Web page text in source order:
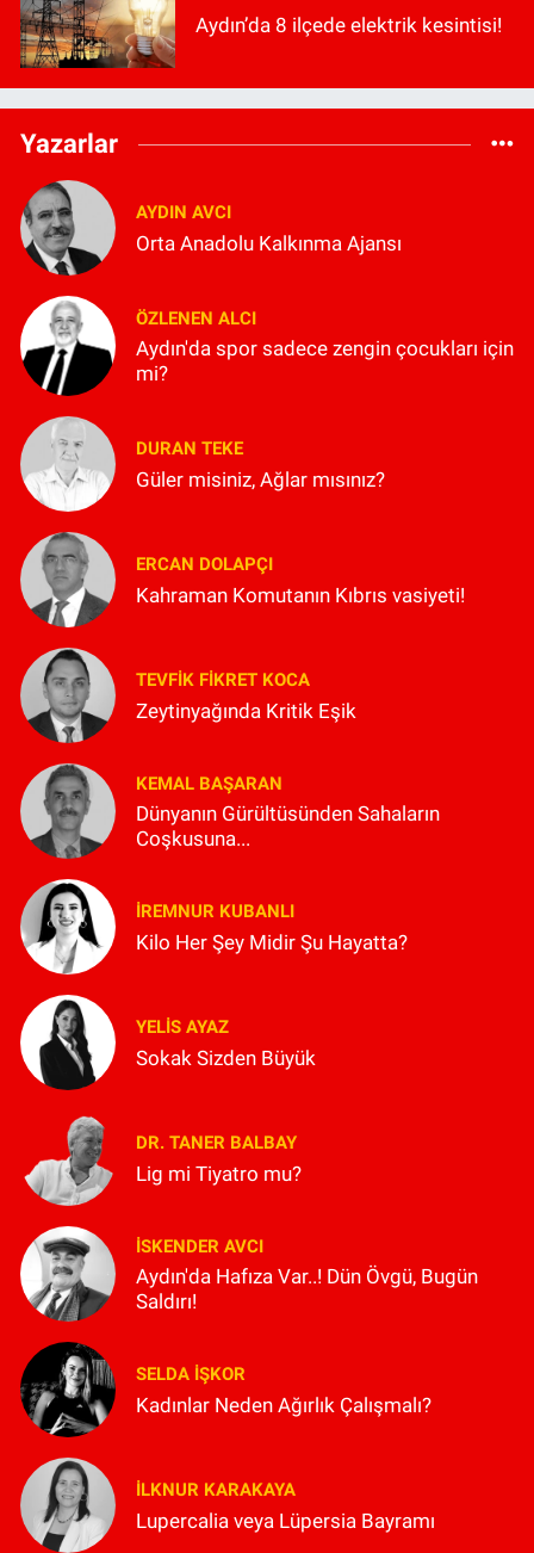
Aydın’da 8 ilçede elektrik kesintisi!
Yazarlar
AYDIN AVCI
Orta Anadolu Kalkınma Ajansı
ÖZLENEN ALCI
Aydın'da spor sadece zengin çocukları için
mi?
DURAN TEKE
Güler misiniz, Ağlar mısınız?
ERCAN DOLAPÇI
Kahraman Komutanın Kıbrıs vasiyeti!
TEVFIK FIKRET KOCA
Zeytinyağında Kritik Eşik
KEMAL BAŞARAN
Dünyanın Gürültüsünden Sahaların
Coşkusuna...
İREMNUR KUBANLI
Kilo Her Şey Midir Şu Hayatta?
YELIS AYAZ
Sokak Sizden Büyük
DR. TANER BALBAY
Lig mi Tiyatro mu?
İSKENDER AVCI
Aydın'da Hafıza Var..! Dün Övgü, Bugün
Saldırı!
SELDA İŞKOR
Kadınlar Neden Ağırlık Çalışmalı?
İLKNUR KARAKAYA
Lupercalia veya Lüpersia Bayramı